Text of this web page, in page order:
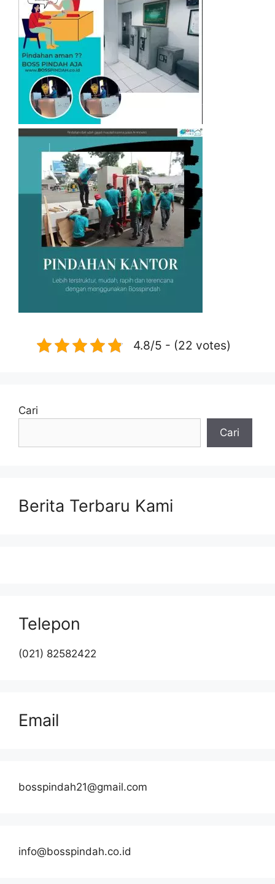
4.8/5 - (22 votes)
Cari
Cari
Berita Terbaru Kami
Telepon
(021) 82582422
Email
bosspindah21@gmail.com
info@bosspindah.co.id